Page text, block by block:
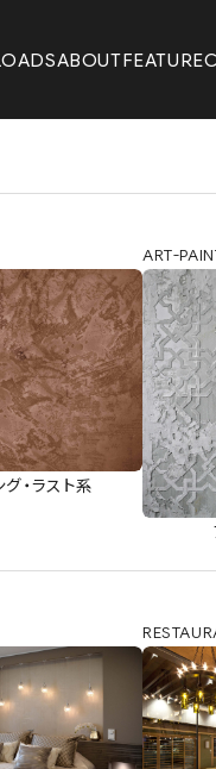
ABOUTFEATURE
・ラスト系
ART-